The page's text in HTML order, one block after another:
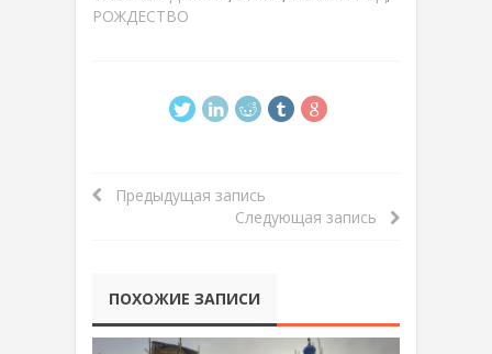
РОЖДЕСТВО
Предыдущая запись
Следующая запись
ПОХОЖИЕ ЗАПИСИ